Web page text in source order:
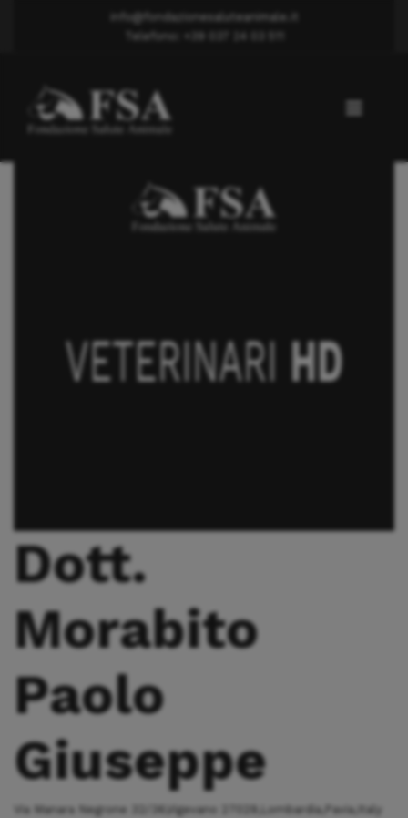
info@fondazionesaluteanimale.it
Telefono: +39 037 24 03 511
Displasia anca
Dott. Morabito Paolo Giuseppe
Dott.
Morabito
Paolo
Giuseppe
Via Manara Negrone 32/36,Vigevano 27029,Lombardia,Pavia,Italy